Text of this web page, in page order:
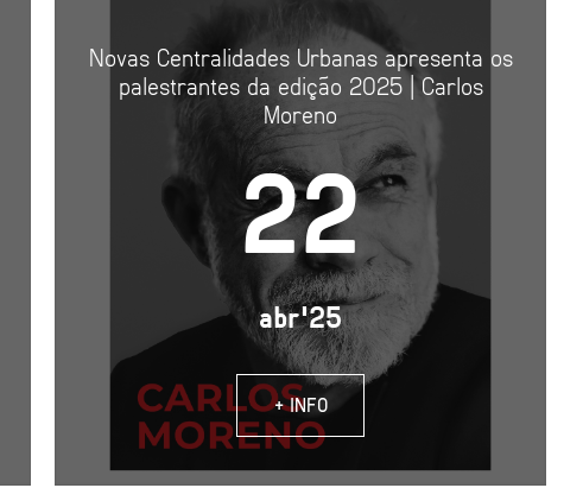
Novas Centralidades Urbanas apresenta os
palestrantes da edição 2025 | Carlos
Moreno
22
abr'25
+ INFO